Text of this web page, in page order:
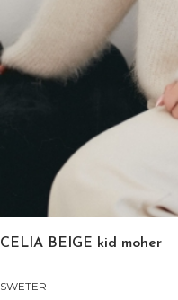
CELIA BEIGE kid moher
SWETER